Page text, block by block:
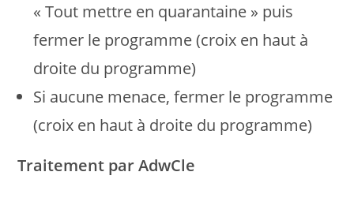
« Tout mettre en quarantaine » puis
fermer le programme (croix en haut à
droite du programme)
Si aucune menace, fermer le programme
(croix en haut à droite du programme)
Traitement par AdwCle